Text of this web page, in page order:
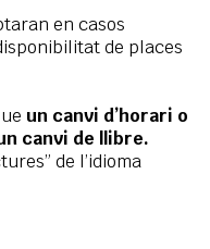
en casos
de places
un canvi d’horari o
canvi de llibre.
de l’idioma